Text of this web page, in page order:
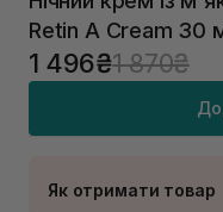
Retin A Cream 30
1 496₴1 870₴
Як отримати товар